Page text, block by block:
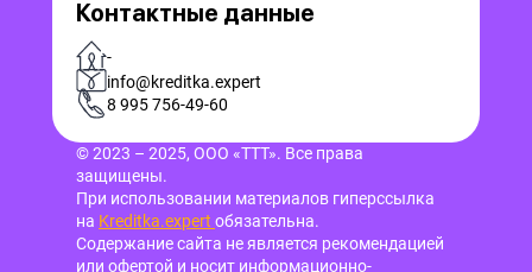
Контактные данные
-
info@kreditka.expert
8 995 756-49-60
© 2023 – 2025, ООО «ТТТ». Все права
защищены.
При использовании материалов гиперссылка
на Kreditka.expert обязательна.
Содержание сайта не является рекомендацией
или офертой и носит информационно-